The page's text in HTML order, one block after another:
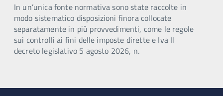
In un’unica fonte normativa sono state raccolte in
modo sistematico disposizioni finora collocate
separatamente in più provvedimenti, come le regole
sui controlli ai fini delle imposte dirette e Iva Il
decreto legislativo 5 agosto 2026, n.